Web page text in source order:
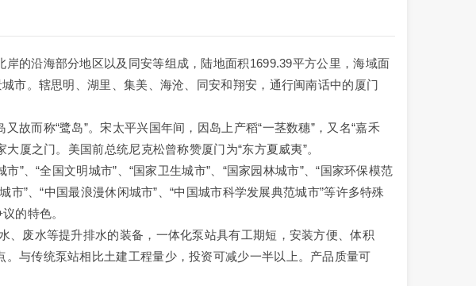
的沿海部分地区以及同安等组成，陆地面积1699.39平方公里，海域面
市。辖思明、湖里、集美、海沧、同安和翔安，通行闽南话中的厦门
而称“鹭岛”。宋太平兴国年间，因岛上产稻“一茎数穗”，又名“嘉禾
厦之门。美国前总统尼克松曾称赞厦门为“东方夏威夷”。
、“全国文明城市”、“国家卫生城市”、“国家园林城市”、“国家环保模范
市”、“中国最浪漫休闲城市”、“中国城市科学发展典范城市”等许多特殊
的特色。
废水等提升排水的装备，一体化泵站具有工期短，安装方便、体积
与传统泵站相比土建工程量少，投资可减少一半以上。产品质量可